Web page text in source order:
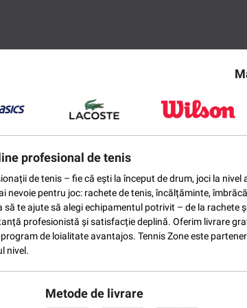
profesional de tenis
de tenis – fie că ești la început de drum, joci la
nevoie pentru joc: rachete de tenis, încălțăminte,
te ajute să alegi echipamentul potrivit – de la
profesionistă și satisfacție deplină. Oferim livrare
de loialitate avantajos. Tennis Zone este
nivel.
Metode de livrare